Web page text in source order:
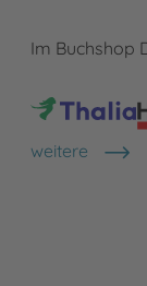
Im Buchshop
weitere
Shops anzeigen